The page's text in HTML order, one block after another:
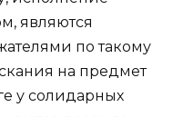
являются
по такому
на предмет
у солидарных